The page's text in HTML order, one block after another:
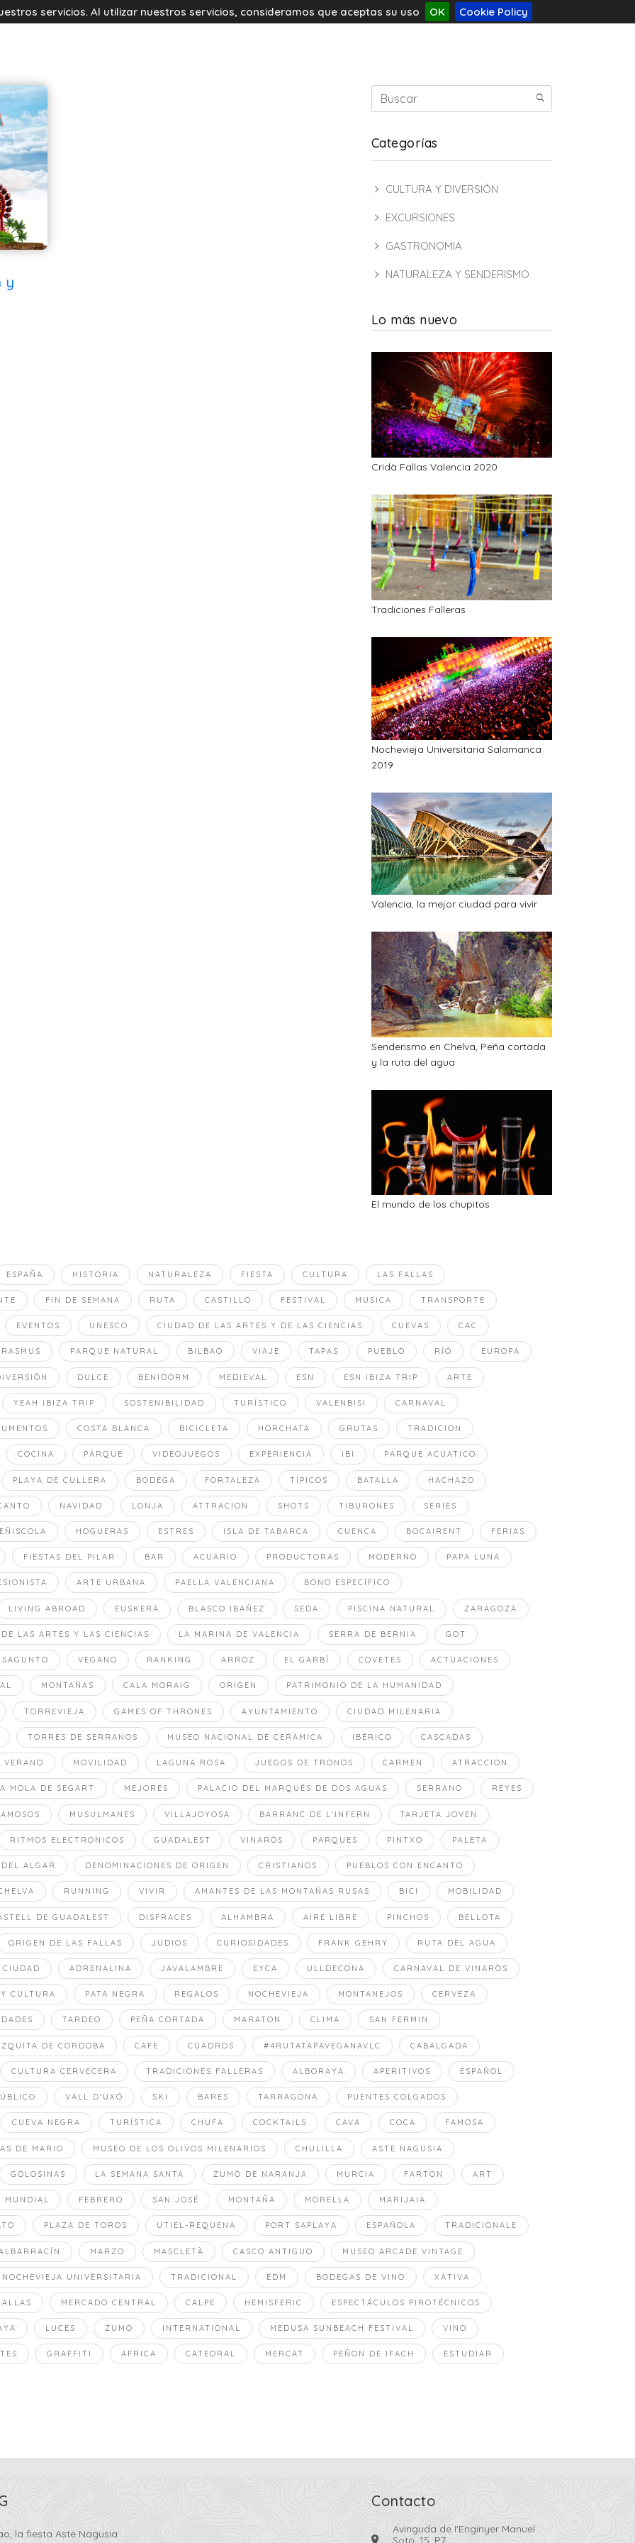
servicios. Al utilizar nuestros servicios, consideramos que aceptas su uso OK Cookie Policy
Lo más nuevo
Cridà Fallas Valencia 2020
Tradiciones Falleras
Nochevieja Universitaria Salamanca
2019
Valencia, la mejor ciudad para vivir
Senderismo en Chelva, Peña cortada
y la ruta del agua
El mundo de los chupitos
Categorías
CULTURA Y DIVERSIÓN
EXCURSIONES
GASTRONOMIA
NATURALEZA Y SENDERISMO
y
ESPAÑA HISTORIA NATURALEZA FIESTA CULTURA LAS FALLAS
FIN DE SEMANA RUTA CASTILLO FESTIVAL MUSICA TRANSPORTE
EVENTOS UNESCO CIUDAD DE LAS ARTES Y DE LAS CIENCIAS CUEVAS CAC
PARQUE NATURAL BILBAO VIAJE TAPAS PUEBLO RÍO EUROPA
DULCE BENIDORM MEDIEVAL ESN ESN IBIZA TRIP ARTE
YEAH IBIZA TRIP SOSTENIBILIDAD TURÍSTICO VALENBISI CARNAVAL
COSTA BLANCA BICICLETA HORCHATA GRUTAS TRADICION
COCINA PARQUE VIDEOJUEGOS EXPERIENCIA IBI PARQUE ACUATICO
PLAYA DE CULLERA BODEGA FORTALEZA TÍPICOS BATALLA HACHAZO
NAVIDAD LONJA ATTRACION SHOTS TIBURONES SERIES
HOGUERAS ESTRES ISLA DE TABARCA CUENCA BOCAIRENT FERIAS
FIESTAS DEL PILAR BAR ACUARIO PRODUCTORAS MODERNO PAPA LUNA
ARTE URBANA PAELLA VALENCIANA BONO ESPECÍFICO
LIVING ABROAD EUSKERA BLASCO IBAÑEZ SEDA PISCINA NATURAL ZARAGOZA
LAS ARTES Y LAS CIENCIAS LA MARINA DE VALENCIA SERRA DE BERNIA GOT
SAGUNTO VEGANO RANKING ARROZ EL GARBÍ COVETES ACTUACIONES
MONTAÑAS CALA MORAIG ORIGEN PATRIMONIO DE LA HUMANIDAD
TORREVIEJA GAMES OF THRONES AYUNTAMIENTO CIUDAD MILENARIA
TORRES DE SERRANOS MUSEO NACIONAL DE CERÁMICA IBÉRICO CASCADAS
VERANO MOVILIDAD LAGUNA ROSA JUEGOS DE TRONOS CARMEN ATRACCION
MOLA DE SEGART MEJORES PALACIO DEL MARQUÉS DE DOS AGUAS SERRANO REYES
MUSULMANES VILLAJOYOSA BARRANC DE L'INFERN TARJETA JOVEN
RITMOS ELECTRONICOS GUADALEST VINARÒS PARQUES PINTXO PALETA
ALGAR DENOMINACIONES DE ORIGEN CRISTIANOS PUEBLOS CON ENCANTO
RUNNING VIVIR AMANTES DE LAS MONTAÑAS RUSAS BICI MOBILIDAD
DE GUADALEST DISFRACES ALHAMBRA AIRE LIBRE PINCHOS BELLOTA
ORIGEN DE LAS FALLAS JUDIOS CURIOSIDADES FRANK GEHRY RUTA DEL AGUA
CIUDAD ADRENALINA JAVALAMBRE EYCA ULLDECONA CARNAVAL DE VINARÒS
CULTURA PATA NEGRA REGALOS NOCHEVIEJA MONTANEJOS CERVEZA
TARDEO PEÑA CORTADA MARATON CLIMA SAN FERMIN
DE CORDOBA CAFE CUADROS #4RUTATAPAVEGANAVLC CABALGADA
CULTURA CERVECERA TRADICIONES FALLERAS ALBORAYA APERITIVOS ESPAÑOL
VALL D'UXÓ SKI BARES TARRAGONA PUENTES COLGADOS
CUEVA NEGRA TURÍSTICA CHUFA COCKTAILS CAVA COCA FAMOSA
DE MARIO MUSEO DE LOS OLIVOS MILENARIOS CHULILLA ASTE NAGUSIA
GOLOSINAS LA SEMANA SANTA ZUMO DE NARANJA MURCIA FARTON ART
MUNDIAL FEBRERO SAN JOSÉ MONTAÑA MORELLA MARIJAIA
PLAZA DE TOROS UTIEL-REQUENA PORT SAPLAYA ESPAÑOLA TRADICIONALE
MARZO MASCLETÀ CASCO ANTIGUO MUSEO ARCADE VINTAGE
NOCHEVIEJA UNIVERSITARIA TRADICIONAL EDM BODEGAS DE VINO XÁTIVA
MERCADO CENTRAL CALPE HEMISFERIC ESPECTÁCULOS PIROTÉCNICOS
LUCES ZUMO INTERNATIONAL MEDUSA SUNBEACH FESTIVAL VINO
GRAFFITI AFRICA CATEDRAL MERCAT PEÑON DE IFACH ESTUDIAR
la fiesta Aste Nagusia
Contacto
Avinguda de I'Enginyer Manuel
Soto, 15, P7